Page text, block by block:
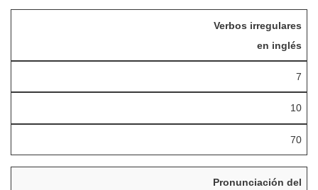
Verbos irregulares
en inglés
7
10
70
Pronunciación del